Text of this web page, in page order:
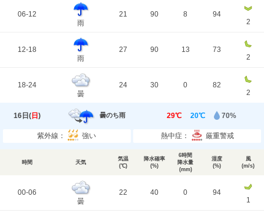
06-12
雨
21 90 8
94
2
12-18
雨
27 90 13
73
2
18-24
曇
24 30 0
82
2
16日(日 ) 曇のち雨 29℃ 20℃ 70%
紫外線： 強い 熱中症： 厳重警戒
時間 天気
気温
(℃)
降水確率
(%)
6時間
降水量
(mm)
湿度
(%)
風
(m/s)
00-06
曇
22 40 0
94
1